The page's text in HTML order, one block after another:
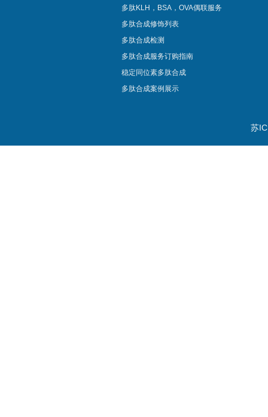
多肽KLH，BSA，OVA偶联服务
多肽合成修饰列表
多肽合成检测
多肽合成服务订购指南
稳定同位素多肽合成
多肽合成案例展示
苏